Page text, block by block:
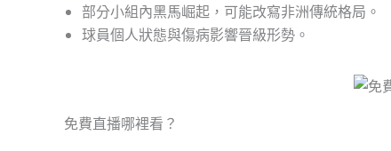
部分小組內黑馬崛起，可能改寫非洲傳統格局。
球員個人狀態與傷病影響晉級形勢。
免費直播哪裡看？